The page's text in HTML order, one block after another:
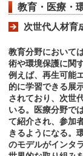
教育・医療・
次世代人材育
教育分野において
術や環境保護に関
例えば、再生可能
的に学習できる展
されており、次世
いる。医療分野で
て紹介され、参加
きるようになる。
のモデルがインタ